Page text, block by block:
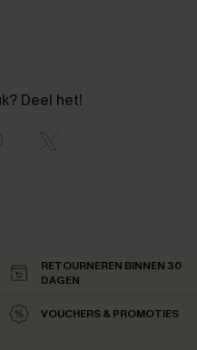
Deel het!
RETOURNEREN BINNEN 30
DAGEN
VOUCHERS & PROMOTIES